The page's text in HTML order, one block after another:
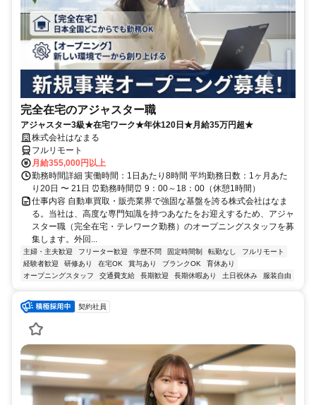
完全在宅のアジャスター職
アジャスター3級★在宅ワーク★年休120日★月給35万円超★
株式会社はなまる
フルリモート
月給355,000円以上
勤務時間詳細 実働時間：1日あたり8時間 平均勤務日数：1ヶ月あた
り20日 〜 21日 ⏰勤務時間⏰ 9：00～18：00（休憩1時間）
仕事内容 自動車買取・販売業界で強固な基盤を誇る株式会社はなま
る。当社は、高度な専門知識を持つあなたをお迎えするため、アジャ
スター職（完全在宅・テレワーク勤務）のオープニングスタッフを募
集します。外回...
主婦・主夫歓迎 フリーター歓迎 学歴不問 固定時間制 転勤なし
フルリモート
経験者歓迎
研修あり 在宅OK 賞与あり ブランクOK
育休あり
オープニングスタッフ
交通費支給 長期歓迎 長期休暇あり 土日祝休み 服装自由
契約社員